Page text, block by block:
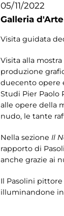
05/11/2022
Galleria
Visita guidata
Visita alla mostra
produzione
duecento opere
Studi Pier Paolo
alle opere della
nudo, le tante
Nella sezione Il
rapporto di
anche grazie ai
Il Pasolini
illuminandone